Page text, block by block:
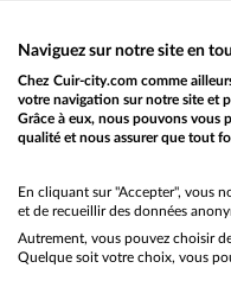
Nos
du lundi au
et
Would you like to be
Naviguez sur notre site en
Chez Cuir-city.com comme
votre navigation sur notre site et
Grâce à eux, nous pouvons vous
qualité et nous assurer que tout
En cliquant sur "Accepter", vous
et de recueillir des données
Autrement, vous pouvez choisir
Quelque soit votre choix, vous